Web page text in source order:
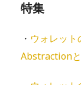
特集
・ ウォレッ
Abstractionと